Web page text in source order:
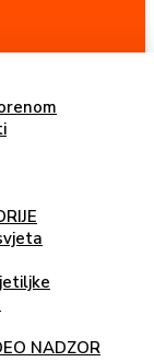
NADZOR